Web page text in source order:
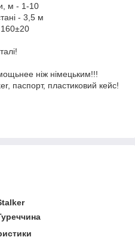
м - 1-10
- 3,5 м
160±20
ніж німецьким!!!
паспорт, пластиковий кейс!